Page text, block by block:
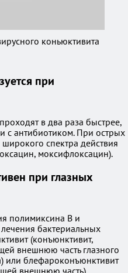
коньюктивита
при
в два раза быстрее,
с антибиотиком. При острых
спектра действия
моксифлоксацин).
при глазных
полимиксина В и
бактериальных
(конъюнктивит,
внешнюю часть глазного
или блефароконъюнктивит
внешнюю часть).